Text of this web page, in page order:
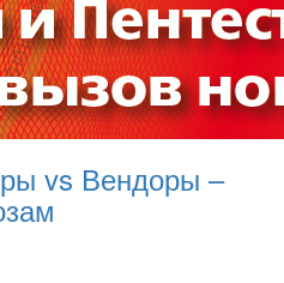
vs Вендоры –